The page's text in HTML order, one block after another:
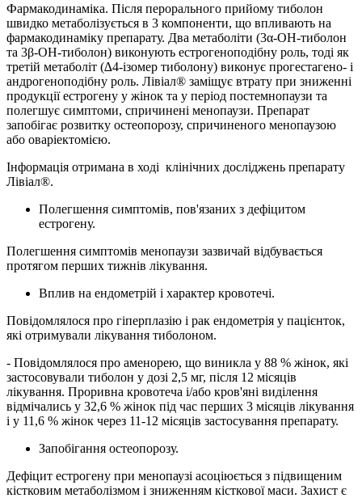
Фармакодинаміка. Після перорального прийому тиболон
швидко метаболізується в 3 компоненти, що впливають на
фармакодинаміку препарату. Два метаболіти (3α-OH-тиболон
та 3β-OH-тиболон) виконують естрогеноподібну роль, тоді як
третій метаболіт (∆4-ізомер тиболону) виконує прогестагено- і
андрогеноподібну роль. Лівіал® заміщує втрату при зниженні
продукції естрогену у жінок та у період постемнопаузи та
полегшує симптоми, спричинені менопаузи. Препарат
запобігає розвитку остеопорозу, спричиненого менопаузою
або оваріектомією.
Інформація отримана в ході клінічних досліджень препарату
Лівіал®.
Полегшення симптомів, пов'язаних з дефіцитом
естрогену.
Полегшення симптомів менопаузи зазвичай відбувається
протягом перших тижнів лікування.
Вплив на ендометрій і характер кровотечі.
Повідомлялося про гіперплазію і рак ендометрія у пацієнток,
які отримували лікування тиболоном.
- Повідомлялося про аменорею, що виникла у 88 % жінок, які
застосовували тиболон у дозі 2,5 мг, після 12 місяців
лікування. Проривна кровотеча і/або кров'яні виділення
відмічались у 32,6 % жінок під час перших 3 місяців лікування
і у 11,6 % жінок через 11-12 місяців застосування препарату.
Запобігання остеопорозу.
Дефіцит естрогену при менопаузі асоціюється з підвищеним
кістковим метаболізмом і зниженням кісткової маси. Захист є